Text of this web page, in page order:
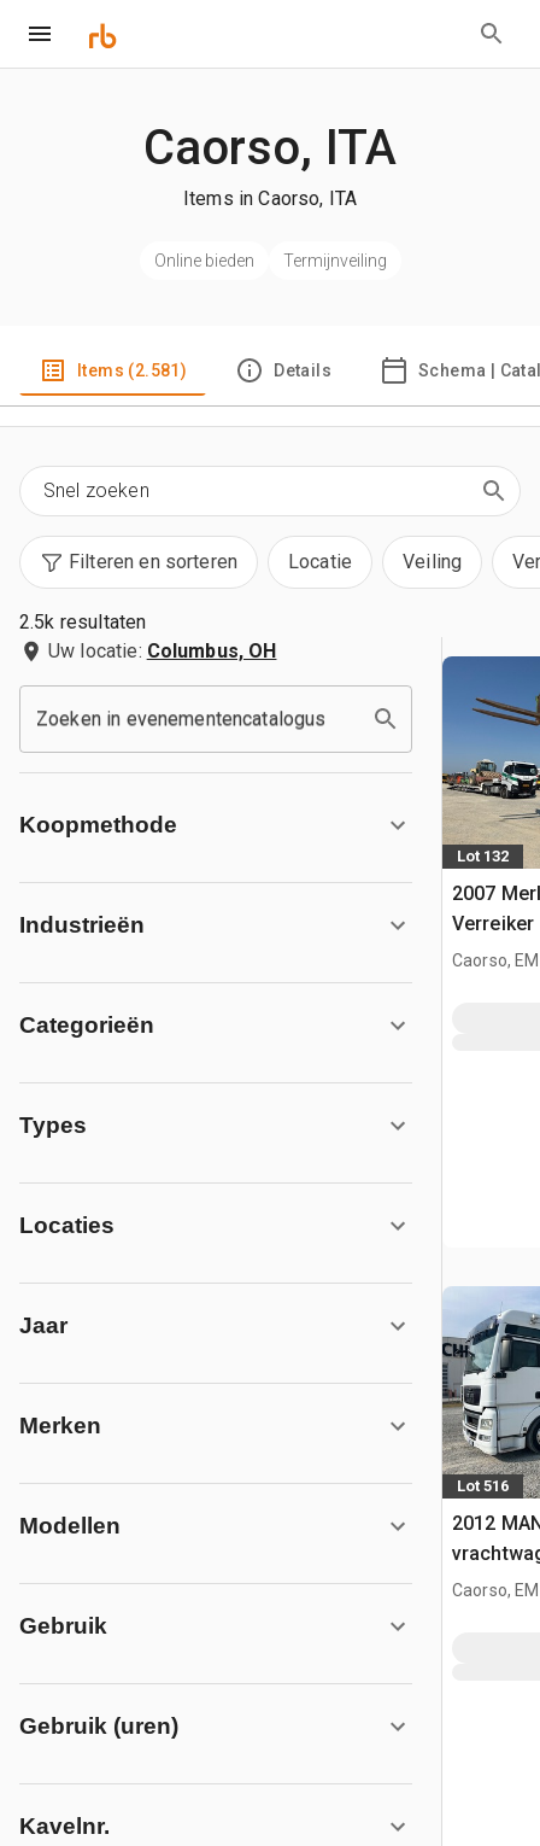
Caorso, ITA
Items in Caorso, ITA
Online bieden Termijnveiling
Items (2.581) Details Schema |
Filteren en sorteren Locatie Veiling
2.5k resultaten
Uw locatie: Columbus, OH
Zoeken in evenementencatalogus
Koopmethode
Industrieën
Categorieën
Types
Locaties
Jaar
Merken
Modellen
Gebruik
Gebruik (uren)
Kavelnr.
Lot 132
2007
Verreiker
Caorso,
Lot 516
2012
Caorso,